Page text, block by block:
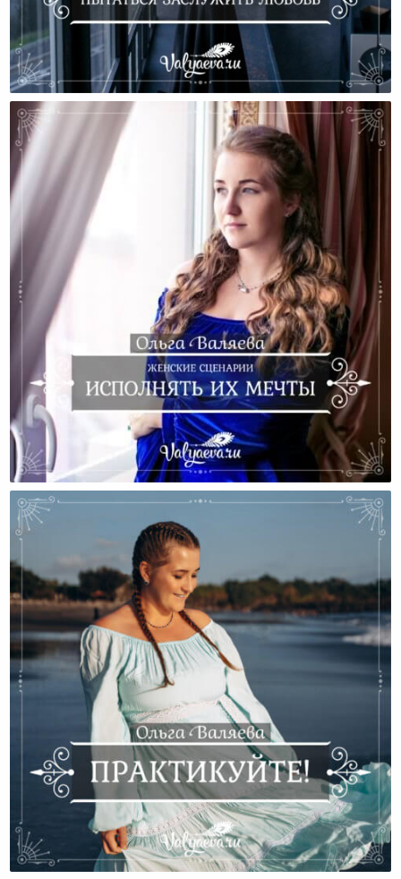
Женские Сценарии. Пытаться Заслужить Любовь.
Женские Сценарии. Исполнять Их Мечты.
Практикуйте!